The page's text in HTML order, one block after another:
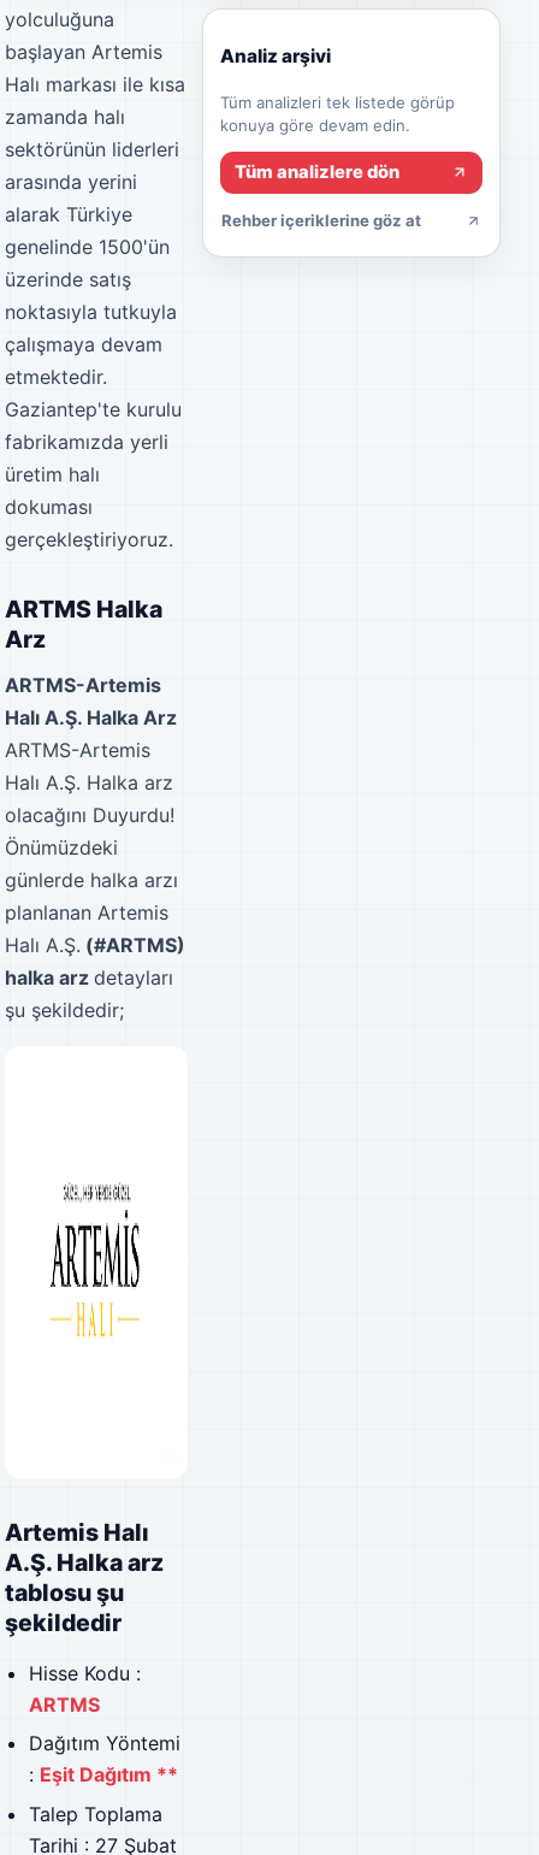
yolculuğuna
başlayan Artemis
Halı markası ile kısa
zamanda halı
sektörünün liderleri
arasında yerini
alarak Türkiye
genelinde 1500'ün
üzerinde satış
noktasıyla tutkuyla
çalışmaya devam
etmektedir.
Gaziantep'te kurulu
fabrikamızda yerli
üretim halı
dokuması
gerçekleştiriyoruz.
ARTMS Halka
Arz
ARTMS-Artemis
Halı A.Ş. Halka Arz
ARTMS-Artemis
Halı A.Ş. Halka arz
olacağını Duyurdu!
Önümüzdeki
günlerde halka arzı
planlanan Artemis
Halı A.Ş. (#ARTMS)
halka arz detayları
şu şekildedir;
Artemis Halı
A.Ş. Halka arz
tablosu şu
şekildedir
Hisse Kodu :
ARTMS
Dağıtım Yöntemi
: Eşit Dağıtım **
Talep Toplama
Tarihi : 27 Şubat
Analiz arşivi
Tüm analizleri tek listede görüp
konuya göre devam edin.
Tüm analizlere dön
Rehber içeriklerine göz at